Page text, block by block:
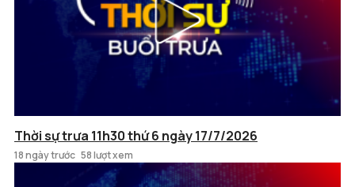
Thời sự trưa 11h30 thứ 6 ngày 17/7/2026
18 ngày trước 58 lượt xem